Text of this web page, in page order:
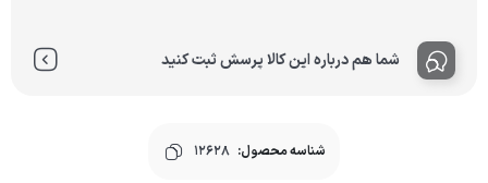
شما هم درباره این کالا پرسش ثبت کنید
شناسه محصول: 12628